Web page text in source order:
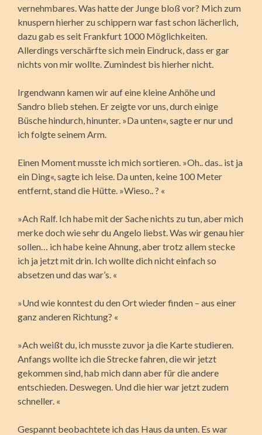
vernehmbares. Was hatte der Junge bloß vor? Mich zum
knuspern hierher zu schippern war fast schon lächerlich,
dazu gab es seit Frankfurt 1000 Möglichkeiten.
Allerdings verschärfte sich mein Eindruck, dass er gar
nichts von mir wollte. Zumindest bis hierher nicht.
Irgendwann kamen wir auf eine kleine Anhöhe und
Sandro blieb stehen. Er zeigte vor uns, durch einige
Büsche hindurch, hinunter. »Da unten«, sagte er nur und
ich folgte seinem Arm.
Einen Moment musste ich mich sortieren. »Oh.. das.. ist ja
ein Ding«, sagte ich leise. Da unten, keine 100 Meter
entfernt, stand die Hütte. »Wieso.. ? «
»Ach Ralf. Ich habe mit der Sache nichts zu tun, aber mich
merke doch wie sehr du Angelo liebst. Was wir genau hier
sollen… ich habe keine Ahnung, aber trotz allem stecke
ich ja jetzt mit drin. Ich wollte dich nicht einfach so
absetzen und das war’s. «
»Und wie konntest du den Ort wieder finden – aus einer
ganz anderen Richtung? «
»Ach weißt du, ich musste zuvor ja die Karte studieren.
Anfangs wollte ich die Strecke fahren, die wir jetzt
gekommen sind, hab mich dann aber für die andere
entschieden. Deswegen. Und die hier war jetzt zudem
schneller. «
Gespannt beobachtete ich das Haus da unten. Es war